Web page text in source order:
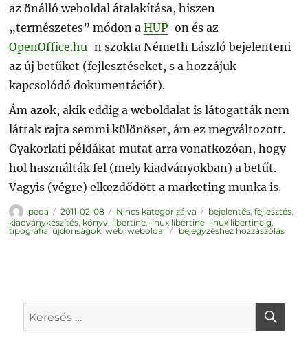
az önálló weboldal átalakítása, hiszen
„természetes” módon aHUP-on és az
OpenOffice.hu-n szokta Németh László bejelenteni
az új betűket (fejlesztéseket, s a hozzájuk
kapcsolódó dokumentációt).
Ám azok, akik eddig a weboldalat is látogatták nem
láttak rajta semmi különöset, ám ez megváltozott.
Gyakorlati példákat mutat arra vonatkozóan, hogy
hol használták fel (mely kiadványokban) a betűt.
Vagyis (végre) elkezdődött a marketing munka is.
Szerző
peda Közzétéve
2011-02-08 Kategória
Nincs kategorizálva Címke
bejelentés, fejlesztés,
kiadványkészítés, könyv, libertine, linux libertine, linux libertine g,
tipográfia, újdonságok,web,weboldal
Linux
Libertine
bejegyzéshez hozzászólás
Keresés
a